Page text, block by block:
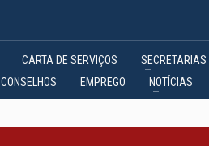
CARTA DE SERVIÇOS SECRETARIAS
CONSELHOS EMPREGO NOTÍCIAS